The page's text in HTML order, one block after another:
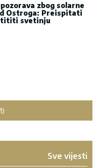
zbog solarne
Ostroga: Preispitati
svetinju
Sve vijesti